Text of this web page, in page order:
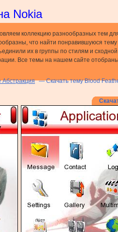
Nokia
коллекцию разнообразных тем
что найти понравившуюся
их в группы по стилям и
Все темы на нашем сайте
Абстракция — Скачать тему Blood